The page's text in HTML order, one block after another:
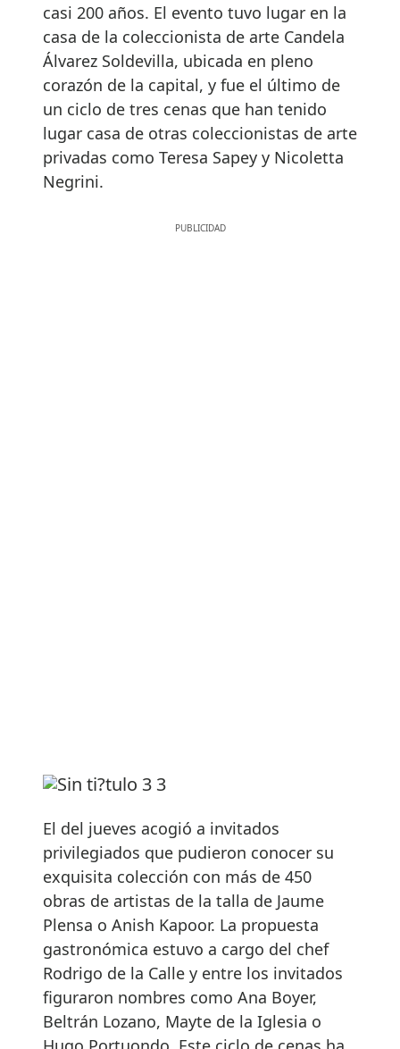
casi 200 años. El evento tuvo lugar en la
casa de la coleccionista de arte Candela
Álvarez Soldevilla, ubicada en pleno
corazón de la capital, y fue el último de
un ciclo de tres cenas que han tenido
lugar casa de otras coleccionistas de arte
privadas como Teresa Sapey y Nicoletta
Negrini.
El del jueves acogió a invitados
privilegiados que pudieron conocer su
exquisita colección con más de 450
obras de artistas de la talla de Jaume
Plensa o Anish Kapoor. La propuesta
gastronómica estuvo a cargo del chef
Rodrigo de la Calle y entre los invitados
figuraron nombres como Ana Boyer,
Beltrán Lozano, Mayte de la Iglesia o